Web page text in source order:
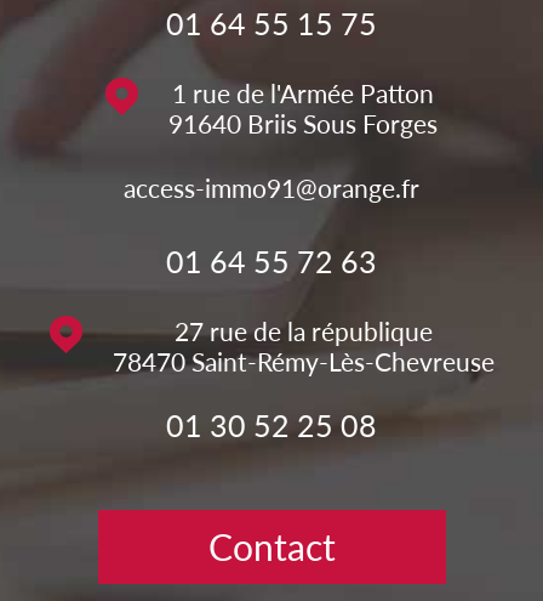
01 64 55 15 75
1 rue de l'Armée Patton
91640 Briis Sous Forges
access-immo91@orange.fr
01 64 55 72 63
27 rue de la république
78470 Saint-Rémy-Lès-Chevreuse
01 30 52 25 08
Contact